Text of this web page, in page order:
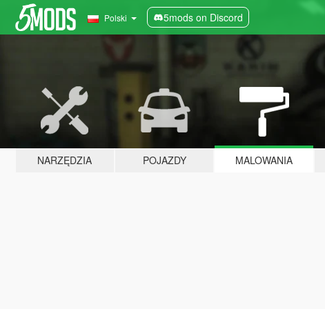
Polski 5mods on Discord
NARZĘDZIA POJAZDY MALOWANIA